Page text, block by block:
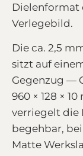
Dielenformat
Verlegebild.
Die ca. 2,5
sitzt auf
Gegenzug —
960 × 128 ×
verriegelt die
begehbar,
Matte